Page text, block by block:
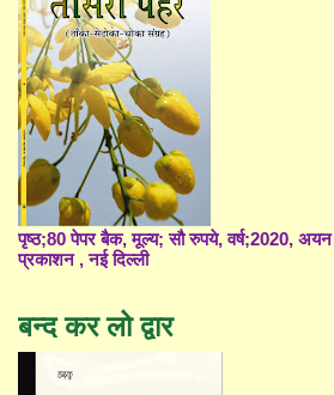
पृष्ठ;80 पेपर बैक, मूल्य; सौ रुपये, वर्ष;2020, अयन
प्रकाशन , नई दिल्ली
बन्द कर लो द्वार